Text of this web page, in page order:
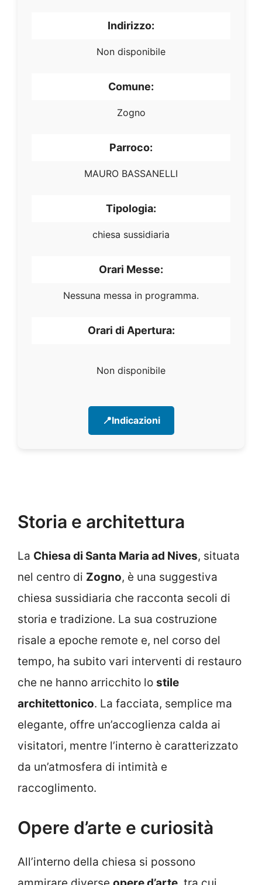
Indirizzo:
Non disponibile
Comune:
Zogno
Parroco:
MAURO BASSANELLI
Tipologia:
chiesa sussidiaria
Orari Messe:
Nessuna messa in programma.
Orari di Apertura:
Non disponibile
📍Indicazioni
Storia e architettura
La Chiesa di Santa Maria ad Nives, situata
nel centro di Zogno, è una suggestiva
chiesa sussidiaria che racconta secoli di
storia e tradizione. La sua costruzione
risale a epoche remote e, nel corso del
tempo, ha subito vari interventi di restauro
che ne hanno arricchito lo stile
architettonico. La facciata, semplice ma
elegante, offre un’accoglienza calda ai
visitatori, mentre l’interno è caratterizzato
da un’atmosfera di intimità e
raccoglimento.
Opere d’arte e curiosità
All’interno della chiesa si possono